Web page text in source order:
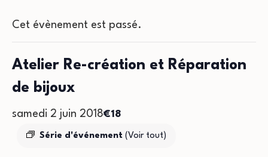
Cet évènement est passé.
Atelier Re-création et Réparation
de bijoux
samedi 2 juin 2018
Série d'événement (Voir tout)
€18